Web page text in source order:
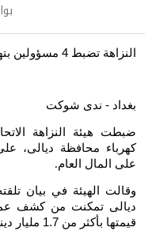
النزاهة تضبط 4 مسؤولين بتهمة إختلاس 1.7 مليار دينار
بغداد - ندى شوكت
ضبطت هيئة النزاهة
كهرباء محافظة ديالى،
على المال العام.
وقالت الهيئة في بيان
ديالى تمكنت من كشف
قيمتها